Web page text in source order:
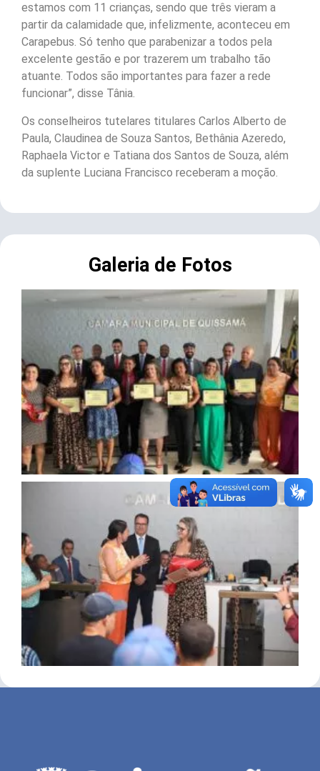
estamos com 11 crianças, sendo que três vieram a
partir da calamidade que, infelizmente, aconteceu em
Carapebus. Só tenho que parabenizar a todos pela
excelente gestão e por trazerem um trabalho tão
atuante. Todos são importantes para fazer a rede
funcionar”, disse Tânia.
Os conselheiros tutelares titulares Carlos Alberto de
Paula, Claudinea de Souza Santos, Bethânia Azeredo,
Raphaela Victor e Tatiana dos Santos de Souza, além
da suplente Luciana Francisco receberam a moção.
Galeria de Fotos